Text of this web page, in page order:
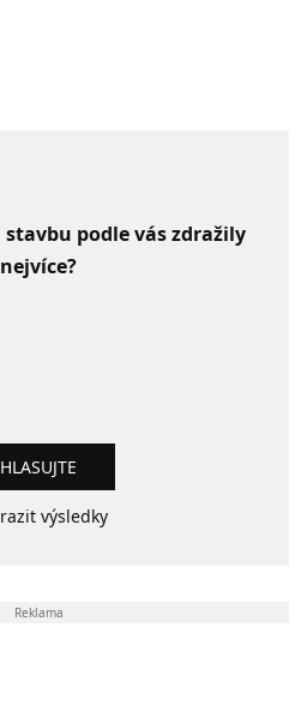
podle vás zdražily
nejvíce?
výsledky
Reklama